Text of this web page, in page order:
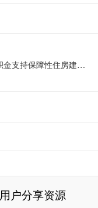
适用范围：本规范适用于试点城市住房公积金支持保障性住房建设项目贷款业务活动。
用户分享资源